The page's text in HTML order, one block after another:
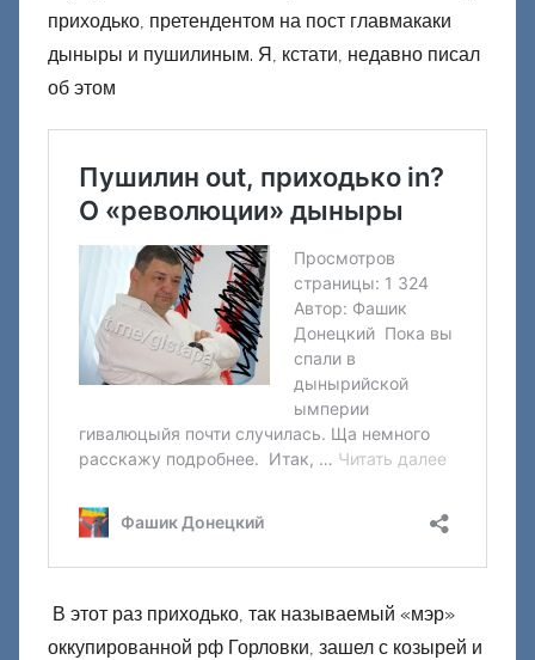
м
Ф
к
Д
н
е
ц
к
и
приходько, претендентом на пост главмакаки
дыныры и пушилиным. Я, кстати, недавно писал
об этом
В этот раз приходько, так называемый «мэр»
оккупированной рф Горловки, зашел с козырей и